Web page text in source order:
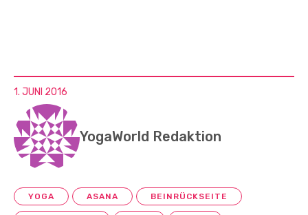
1. JUNI 2016
YogaWorld Redaktion
YOGA ASANA BEINRÜCKSEITE